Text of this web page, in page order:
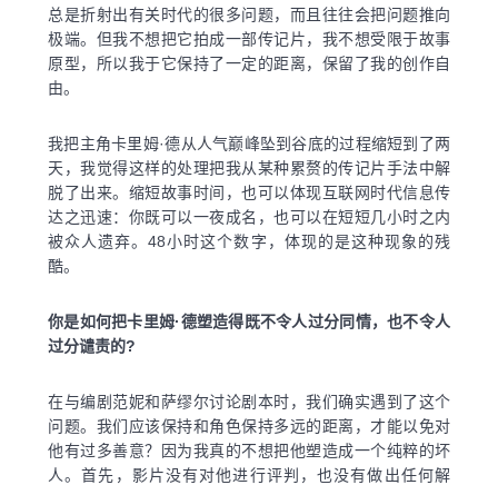
总是折射出有关时代的很多问题，而且往往会把问题推向
极端。但我不想把它拍成一部传记片，我不想受限于故事
原型，所以我于它保持了一定的距离，保留了我的创作自
由。
我把主角卡里姆·德从人气巅峰坠到谷底的过程缩短到了两
天，我觉得这样的处理把我从某种累赘的传记片手法中解
脱了出来。缩短故事时间，也可以体现互联网时代信息传
达之迅速：你既可以一夜成名，也可以在短短几小时之内
被众人遗弃。48小时这个数字，体现的是这种现象的残
酷。
你是如何把卡里姆·德塑造得既不令人过分同情，也不令人
过分谴责的?
在与编剧范妮和萨缪尔讨论剧本时，我们确实遇到了这个
问题。我们应该保持和角色保持多远的距离，才能以免对
他有过多善意？因为我真的不想把他塑造成一个纯粹的坏
人。首先，影片没有对他进行评判，也没有做出任何解